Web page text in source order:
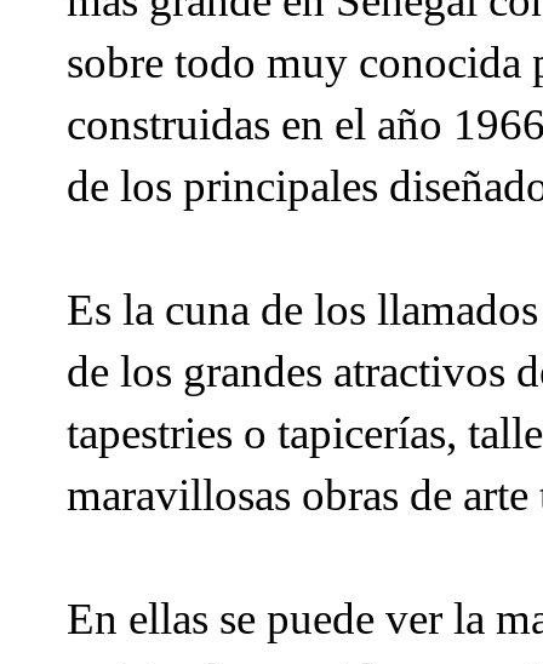
sobre todo muy conocida
construidas en el año
de los principales
Es la cuna de los
de los grandes atractivos
tapestries o tapicerías,
maravillosas obras de
En ellas se puede ver la